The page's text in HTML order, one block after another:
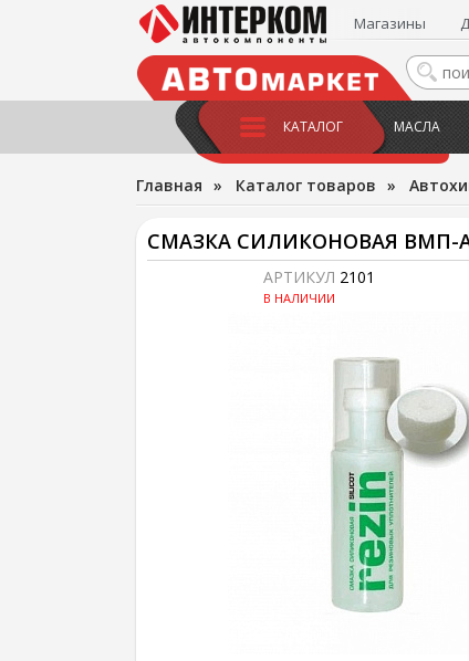
Магазины
КАТАЛОГ МАСЛА
Главная » Каталог товаров »
СМАЗКА СИЛИКОНОВАЯ ВМП-
АРТИКУЛ 2101
В НАЛИЧИИ